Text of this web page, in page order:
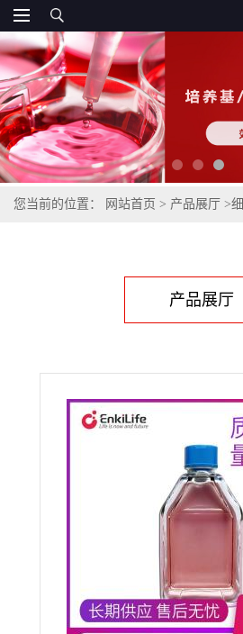
您当前的位置： 网站首页 > 产品展厅 >
产品展厅